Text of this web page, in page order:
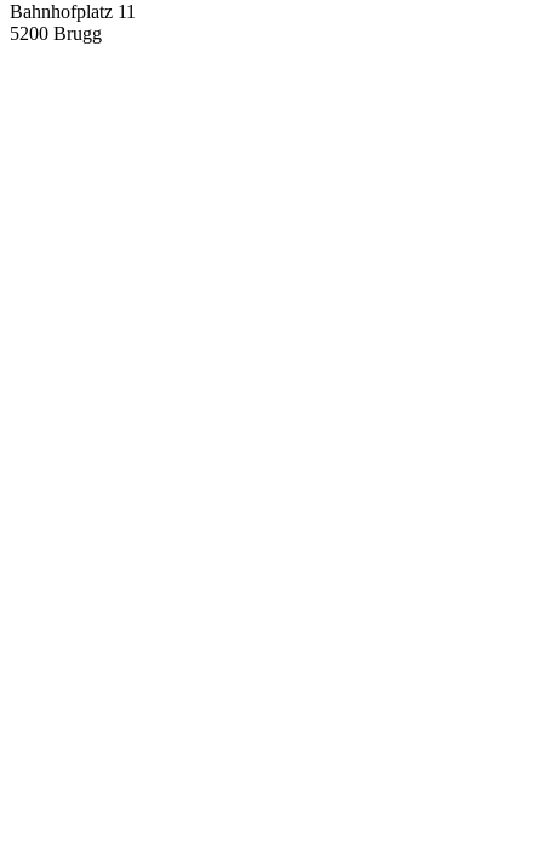
Bahnhofplatz 11
5200 Brugg